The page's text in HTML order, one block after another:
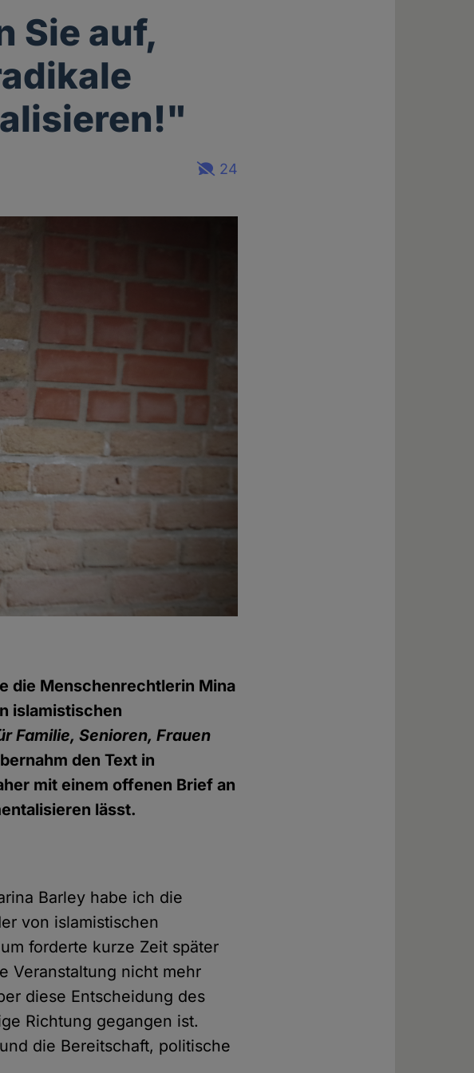
Sie auf,
24
die Menschenrechtlerin Mina
islamistischen
Familie, Senioren, Frauen
den Text in
mit einem offenen Brief an
lässt.
Barley habe ich die
von islamistischen
forderte kurze Zeit später
Veranstaltung nicht mehr
diese Entscheidung des
Richtung gegangen ist.
die Bereitschaft, politische